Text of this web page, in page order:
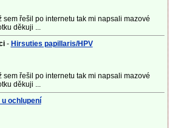
sem řešil po internetu tak mi napsali mazové
děkuji ...
- Hirsuties papillaris/HPV
sem řešil po internetu tak mi napsali mazové
děkuji ...
u ochlupení